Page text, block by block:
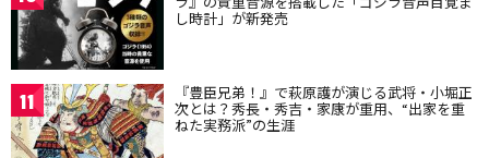
し時計」が新発売
11 『豊臣兄弟！』で萩原護が演じる武将・小堀正
次とは？秀長・秀吉・家康が重用、“出家を重
ねた実務派”の生涯